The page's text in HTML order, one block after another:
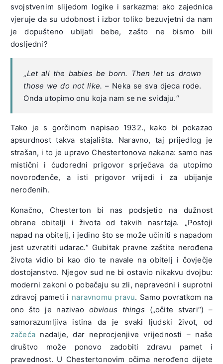
svojstvenim slijedom logike i sarkazma: ako zajednica
vjeruje da su udobnost i izbor toliko bezuvjetni da nam
je dopušteno ubijati bebe, zašto ne bismo bili
dosljedni?
„Let all the babies be born. Then let us drown
those we do not like. – Neka se sva djeca rode.
Onda utopimo onu koja nam se ne sviđaju.“
Tako je s gorčinom napisao 1932., kako bi pokazao
apsurdnost takva stajališta. Naravno, taj prijedlog je
strašan, i to je upravo Chestertonova nakana: samo nas
mistični i ćudoredni prigovor sprječava da utopimo
novorođenče, a isti prigovor vrijedi i za ubijanje
nerođenih.
Konačno, Chesterton bi nas podsjetio na dužnost
obrane obitelji i života od takvih nasrtaja. „Postoji
napad na obitelj, i jedino što se može učiniti s napadom
jest uzvratiti udarac.“ Gubitak pravne zaštite nerođena
života vidio bi kao dio te navale na obitelj i čovječje
dostojanstvo. Njegov sud ne bi ostavio nikakvu dvojbu:
moderni zakoni o pobačaju su zli, nepravedni i suprotni
zdravoj pameti i naravnomu pravu. Samo povratkom na
ono što je nazivao obvious things(„očite stvari“) –
samorazumljiva istina da je svaki ljudski život, od
začeća nadalje, dar neprocjenjive vrijednosti – naše
društvo može ponovo zadobiti zdravu pamet i
pravednost. U Chestertonovim očima nerođeno dijete